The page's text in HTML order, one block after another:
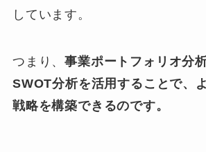
しています。
つまり、事業ポートフォリオ分
SWOT分析を活用することで、
戦略を構築できるのです。